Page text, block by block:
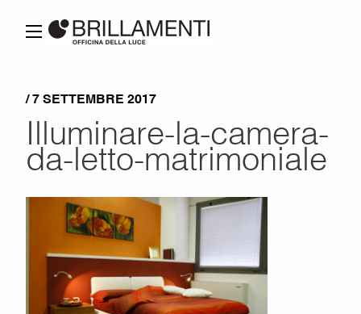
/ 7 SETTEMBRE 2017
Illuminare-la-camera-
da-letto-matrimoniale